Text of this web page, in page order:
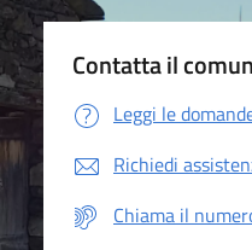
Contatta il
Leggi le
Richiedi
Chiama il